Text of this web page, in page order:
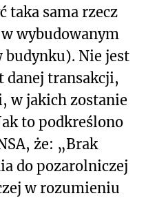
taka sama rzecz
wybudowanym
budynku). Nie jest
transakcji,
w jakich zostanie
to podkreślono
że: „Brak
do pozarolniczej
w rozumieniu